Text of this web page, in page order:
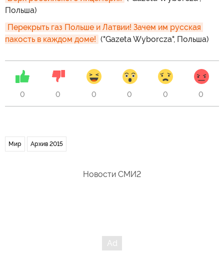
Польша)
Перекрыть газ Польше и Латвии! Зачем им русская
пакость в каждом доме! ("Gazeta Wyborcza", Польша)
0 0 0 0 0 0
Мир Архив 2015
Новости СМИ2